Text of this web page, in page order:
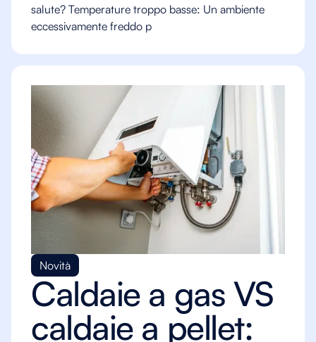
salute? Temperature troppo basse: Un ambiente
eccessivamente freddo p
Novità
Caldaie a gas VS
caldaie a pellet: